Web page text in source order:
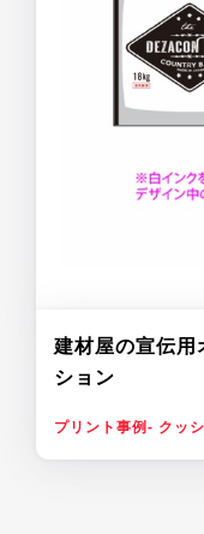
建材屋の宣伝用
ション
プリント事例- クッ